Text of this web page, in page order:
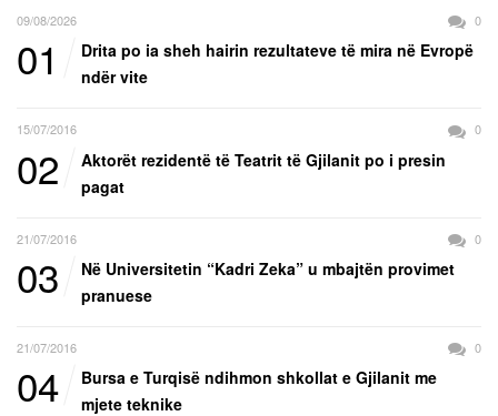
09/08/2026 0
01
Drita po ia sheh hairin rezultateve të mira në Evropë
ndër vite
15/07/2016 0
02
Aktorët rezidentë të Teatrit të Gjilanit po i presin
pagat
21/07/2016 0
03
Në Universitetin “Kadri Zeka” u mbajtën provimet
pranuese
21/07/2016 0
04
Bursa e Turqisë ndihmon shkollat e Gjilanit me
mjete teknike